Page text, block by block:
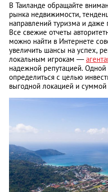
В Таиланде обращайте
рынка недвижимости,
направлений туризма и
Все свежие отчеты
можно найти в Интернете
увеличить шансы на успех,
локальным игрокам —
надежной репутацией. Одной
определиться с целью
выгодной локацией и